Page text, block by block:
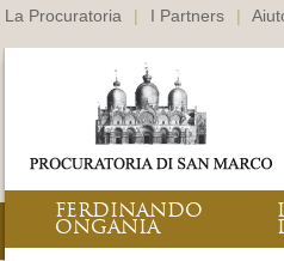
La Procuratoria | I Partners |
FERDINANDO
ONGANIA